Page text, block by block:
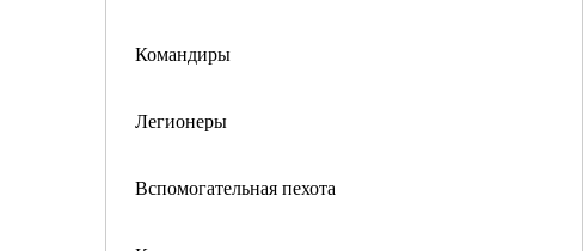
Командиры
Легионеры
Вспомогательная пехота